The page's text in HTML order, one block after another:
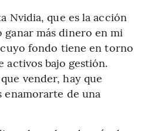
Nvidia, que es la acción
más dinero en mi
cuyo fondo tiene en torno
activos bajo gestión.
vender, hay que
enamorarte de una